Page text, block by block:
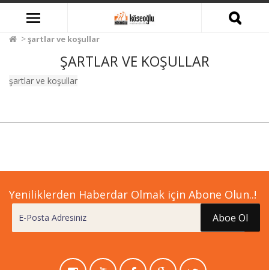
şartlar ve koşullar
ŞARTLAR VE KOŞULLAR
şartlar ve koşullar
Yeniliklerden Haberdar Olmak için Abone Olun..!
Aboe Ol